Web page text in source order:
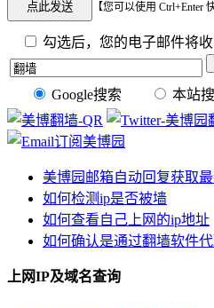
【您可以使用 Ctrl+Enter
勾选后，您的电子邮件将收
Google搜索 本站
美博园邮箱自动回复获取
如何检测ip是否被墙
如何查看自己上网的ip地址
如何确认是通过翻墙软件
上网IP及域名查询